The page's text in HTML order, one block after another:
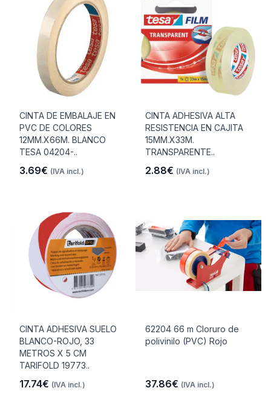
CINTA DE EMBALAJE EN
PVC DE COLORES
12MM.X66M. BLANCO
TESA 04204-..
3.69€ (IVA incl.)
CINTA ADHESIVA ALTA
RESISTENCIA EN CAJITA
15MM.X33M.
TRANSPARENTE..
2.88€ (IVA incl.)
CINTA ADHESIVA SUELO
BLANCO-ROJO, 33
METROS X 5 CM
TARIFOLD 19773..
17.74€ (IVA incl.)
62204 66 m Cloruro de
polivinilo (PVC) Rojo
37.86€ (IVA incl.)